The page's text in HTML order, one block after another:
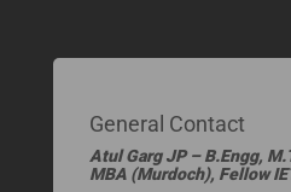
General Contact
Atul Garg JP – B.Engg,
MBA (Murdoch), Fellow